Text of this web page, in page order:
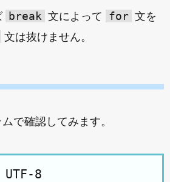
break 文によって for 文を
文は抜けません。
で確認してみます。
8